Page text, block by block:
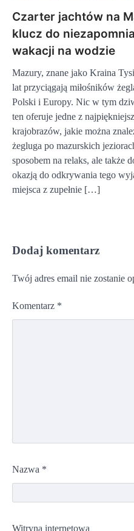
Czarter jachtów na
klucz do
wakacji na wodzie
Mazury, znane jako Kraina
lat przyciągają miłośników
Polski i Europy. Nic w tym
ten oferuje jedne z
krajobrazów, jakie można
żegluga po mazurskich
sposobem na relaks, ale także
okazją do odkrywania tego
miejsca z zupełnie […]
Dodaj komentarz
Twój adres email nie zostanie
Komentarz *
Nazwa *
Witryna internetowa